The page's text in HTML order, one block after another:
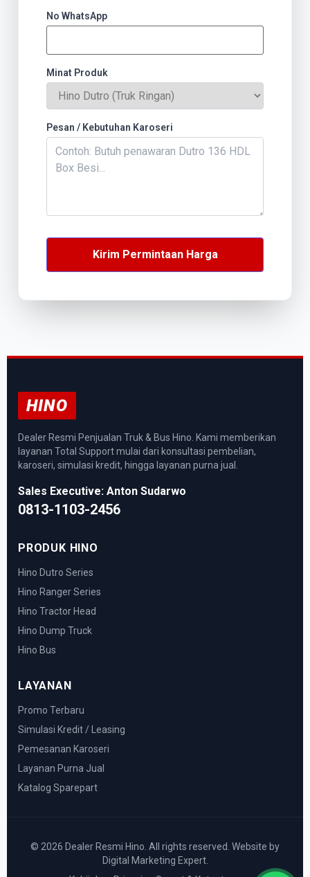
No WhatsApp
Minat Produk
Pesan / Kebutuhan Karoseri
Kirim Permintaan Harga
HINO
Dealer Resmi Penjualan Truk & Bus Hino. Kami memberikan
layanan Total Support mulai dari konsultasi pembelian,
karoseri, simulasi kredit, hingga layanan purna jual.
Sales Executive: Anton Sudarwo
0813-1103-2456
PRODUK HINO
Hino Dutro Series
Hino Ranger Series
Hino Tractor Head
Hino Dump Truck
Hino Bus
LAYANAN
Promo Terbaru
Simulasi Kredit / Leasing
Pemesanan Karoseri
Layanan Purna Jual
Katalog Sparepart
© 2026 Dealer Resmi Hino. All rights reserved. Website by
Digital Marketing Expert.